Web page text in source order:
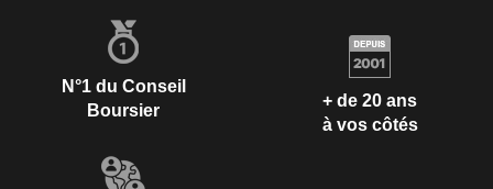
N°1 du Conseil
Boursier
+ de 20 ans
à vos côtés